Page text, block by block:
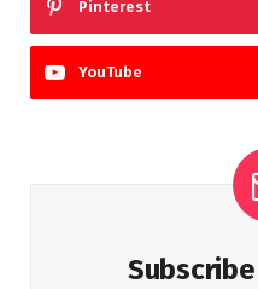
Pinterest
YouTube